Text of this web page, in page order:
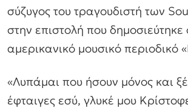
σύζυγος του τραγουδιστή των
στην επιστολή που δημοσιεύτηκε
αμερικανικό μουσικό περιοδικό
«Λυπάμαι που ήσουν μόνος και
έφταιγες εσύ, γλυκέ μου